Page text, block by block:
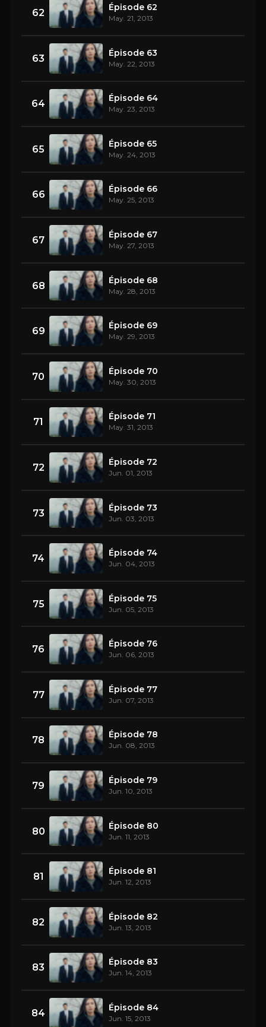
62 Épisode 62
May. 21, 2013
63 Épisode 63
May. 22, 2013
64 Épisode 64
May. 23, 2013
65 Épisode 65
May. 24, 2013
66 Épisode 66
May. 25, 2013
67 Épisode 67
May. 27, 2013
68 Épisode 68
May. 28, 2013
69 Épisode 69
May. 29, 2013
70 Épisode 70
May. 30, 2013
71 Épisode 71
May. 31, 2013
72 Épisode 72
Jun. 01, 2013
73 Épisode 73
Jun. 03, 2013
74 Épisode 74
Jun. 04, 2013
75 Épisode 75
Jun. 05, 2013
76 Épisode 76
Jun. 06, 2013
77 Épisode 77
Jun. 07, 2013
78 Épisode 78
Jun. 08, 2013
79 Épisode 79
Jun. 10, 2013
80 Épisode 80
Jun. 11, 2013
81 Épisode 81
Jun. 12, 2013
82 Épisode 82
Jun. 13, 2013
83 Épisode 83
Jun. 14, 2013
84 Épisode 84
Jun. 15, 2013